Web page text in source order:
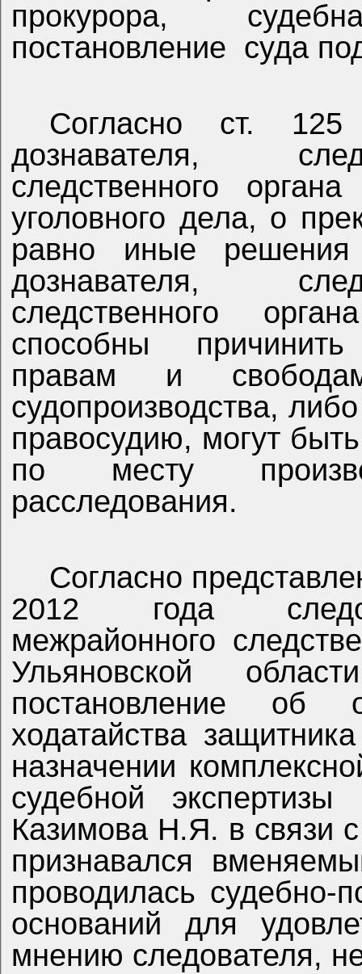
прокурора,
постановление суда
Согласно ст.
дознавателя,
следственного
уголовного дела, о
равно иные решения
дознавателя,
следственного
способны
правам и свободам
судопроизводства,
правосудию, могут
по месту
расследования.
Согласно
2012 года
межрайонного
Ульяновской
постановление об
ходатайства
назначении
судебной
Казимова Н.Я. в связи
признавался
проводилась судебно-
оснований для
мнению следователя,